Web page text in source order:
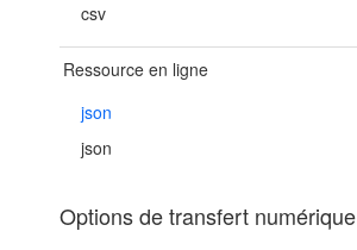
csv
Ressource en ligne
json
json
Options de transfert numérique